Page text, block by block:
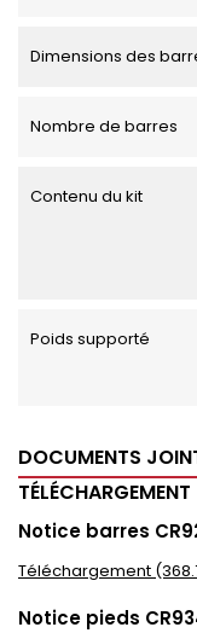
Dimensions des
Nombre de barres
Contenu du kit
Poids supporté
DOCUMENTS
TÉLÉCHARGEMENT
Notice barres
Téléchargement
Notice pieds